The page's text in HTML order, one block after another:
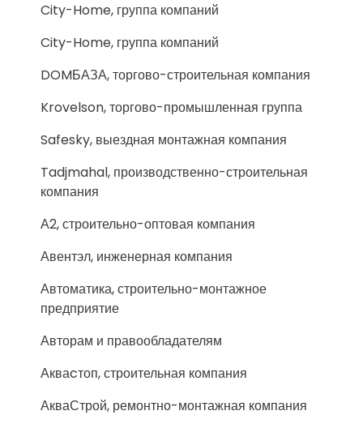
City-Home, группа компаний
City-Home, группа компаний
DOMБАЗА, торгово-строительная компания
Krovelson, торгово-промышленная группа
Safesky, выездная монтажная компания
Tadjmahal, производственно-строительная
компания
А2, строительно-оптовая компания
Авентэл, инженерная компания
Автоматика, строительно-монтажное
предприятие
Авторам и правообладателям
Акваcтоп, строительная компания
АкваСтрой, ремонтно-монтажная компания